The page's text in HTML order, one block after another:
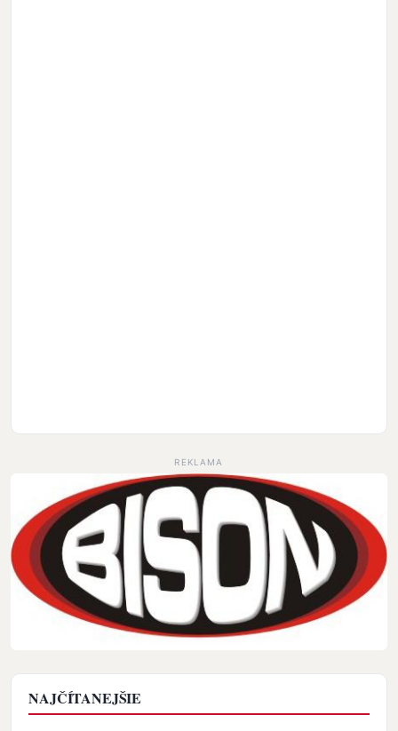
REKLAMA
NAJČÍTANEJŠIE